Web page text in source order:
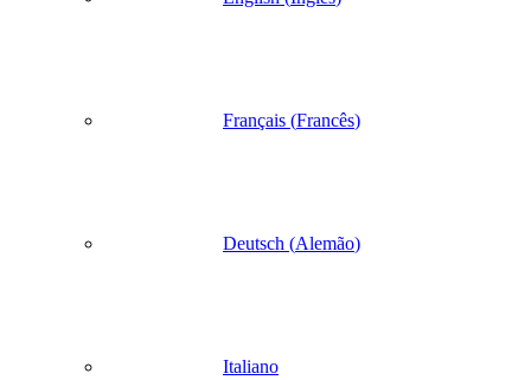
Français (Francês)
Deutsch (Alemão)
Italiano